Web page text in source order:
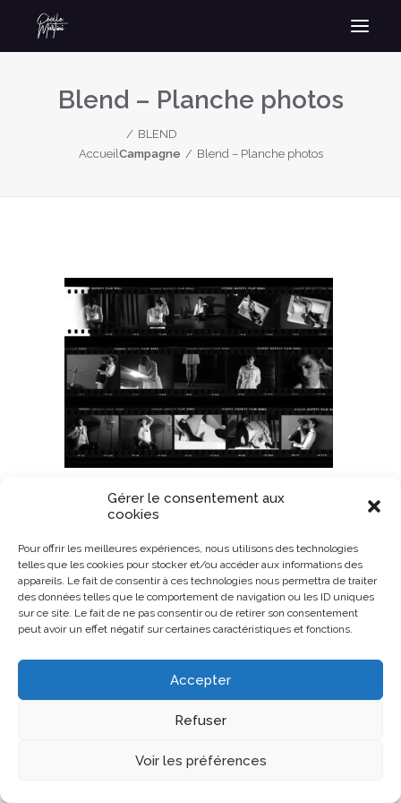
Gérer le consentement aux
cookies
Pour offrir les meilleures expériences, nous utilisons des technologies
telles que les cookies pour stocker et/ou accéder aux informations des
appareils. Le fait de consentir à ces technologies nous permettra de traiter
des données telles que le comportement de navigation ou les ID uniques
sur ce site. Le fait de ne pas consentir ou de retirer son consentement
peut avoir un effet négatif sur certaines caractéristiques et fonctions.
Accepter
Refuser
Voir les préférences
Blend – Planche photos
Accueil
BLEND
Campagne
Blend – Planche photos